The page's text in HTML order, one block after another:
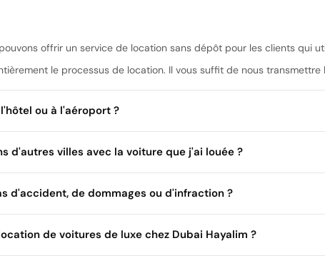
offrir un service de location sans dépôt pour les clients qui
le processus de location. Il vous suffit de nous
ou à l'aéroport ?
VIP à l'emplacement de votre choix. La livraison et le retour
d'autres villes avec la voiture que j'ai louée ?
véhicules sont
d'accident, de dommages ou d'infraction ?
de voitures de luxe chez Dubai Hayalim ?